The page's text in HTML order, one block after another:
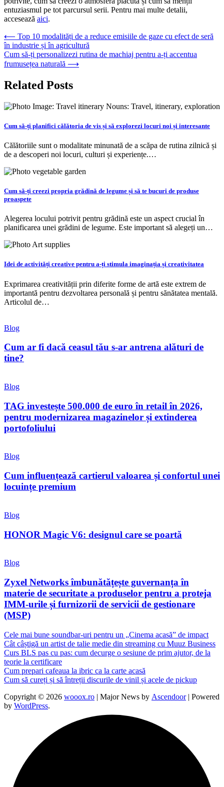
entuziasmul pe tot parcursul serii. Pentru mai multe detalii,
accesează aici.
Navigare
în
articole
⟵ Top 10 modalități de a reduce emisiile de gaze cu efect de seră
în industrie și în agricultură
Cum să-ți personalizezi rutina de machiaj pentru a-ți accentua
frumusețea naturală ⟶
Related Posts
Cum să-ți planifici călătoria de vis și să explorezi locuri noi și interesante
Călătoriile sunt o modalitate minunată de a scăpa de rutina zilnică și
de a descoperi noi locuri, culturi și experiențe.…
Cum să-ți creezi propria grădină de legume și să te bucuri de produse
proaspete
Alegerea locului potrivit pentru grădină este un aspect crucial în
planificarea unei grădini de legume. Este important să alegeți un…
Idei de activități creative pentru a-ți stimula imaginația și creativitatea
Exprimarea creativității prin diferite forme de artă este extrem de
importantă pentru dezvoltarea personală și pentru sănătatea mentală.
Articolul de…
Blog
Cum ar fi dacă ceasul tău s-ar antrena alături de
tine?
Blog
TAG investește 500.000 de euro în retail în 2026,
pentru modernizarea magazinelor și extinderea
portofoliului
Blog
Cum influențează cartierul valoarea și confortul unei
locuințe premium
Blog
HONOR Magic V6: designul care se poartă
Blog
Zyxel Networks îmbunătățește guvernanța în
materie de securitate a produselor pentru a proteja
IMM-urile și furnizorii de servicii de gestionare
(MSP)
Cele mai bune soundbar-uri pentru un „Cinema acasă” de impact
Cât câștigă un artist de talie medie din streaming cu Muuz Business
Curs BLS pas cu pas: cum decurge o sesiune de prim ajutor, de la
teorie la certificare
Cum prepari cafeaua la ibric ca la carte acasă
Cum să cureți și să întreții discurile de vinil și acele de pickup
Copyright © 2026 wooox.ro | Major News by Ascendoor| Powered
by WordPress.